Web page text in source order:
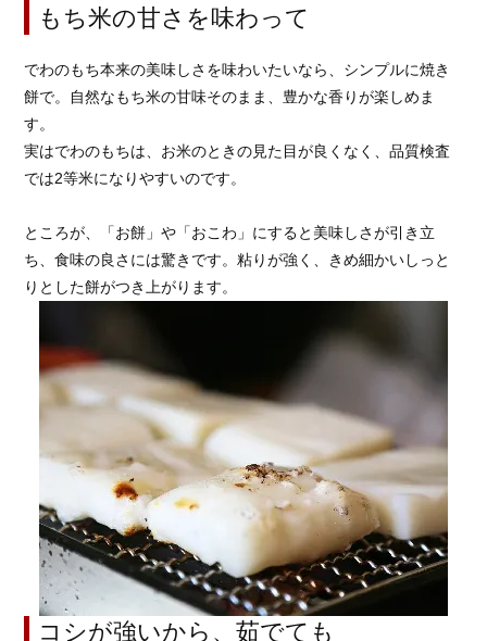
もち米の甘さを味わって
でわのもち本来の美味しさを味わいたいなら、シンプルに焼き
餅で。自然なもち米の甘味そのまま、豊かな香りが楽しめま
す。
実はでわのもちは、お米のときの見た目が良くなく、品質検査
では2等米になりやすいのです。
ところが、「お餅」や「おこわ」にすると美味しさが引き立
ち、食味の良さには驚きです。粘りが強く、きめ細かいしっと
りとした餅がつき上がります。
コシが強いから、茹でても